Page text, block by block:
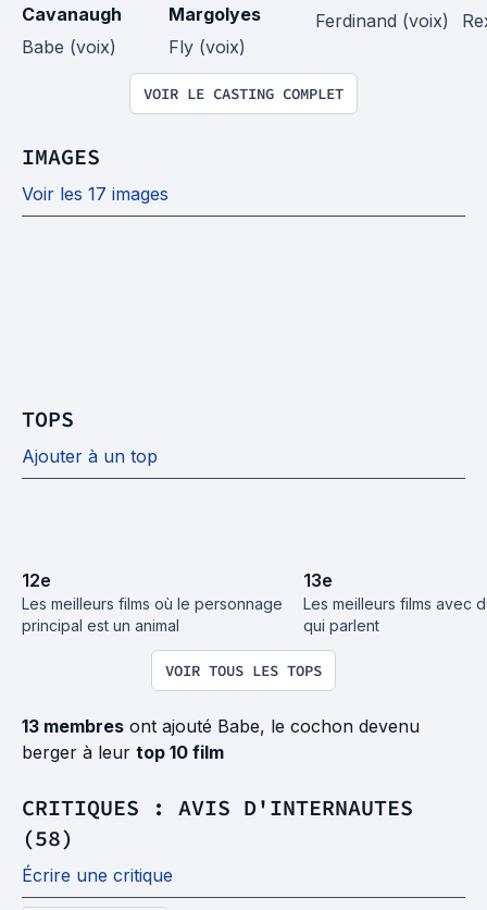
Cavanaugh
Babe (voix)
Margolyes
Fly (voix)
Ferdinand (voix)
VOIR LE CASTING COMPLET
IMAGES
Voir les 17 images
TOPS
Ajouter à un top
12e
Les meilleurs films où le personnage
principal est un animal
13e
Les meilleurs films avec
qui parlent
VOIR TOUS LES TOPS
13 membres ont ajouté Babe, le cochon devenu
berger à leur top 10 film
CRITIQUES : AVIS D'INTERNAUTES
(58)
Écrire une critique